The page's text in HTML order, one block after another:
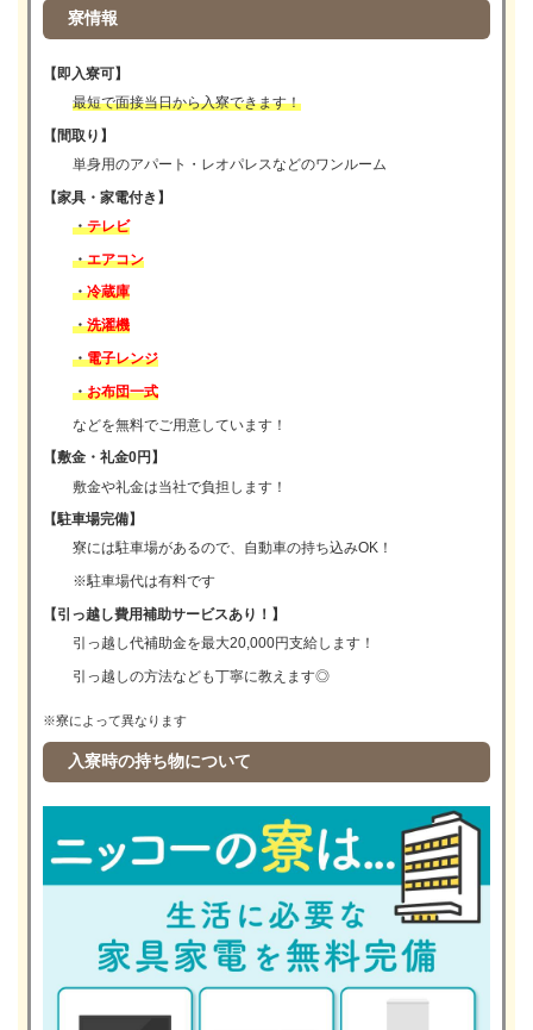
寮情報
【即入寮可】
最短で面接当日から入寮できます！
【間取り】
単身用のアパート・レオパレスなどのワンルーム
【家具・家電付き】
・テレビ
・エアコン
・冷蔵庫
・洗濯機
・電子レンジ
・お布団一式
などを無料でご用意しています！
【敷金・礼金0円】
敷金や礼金は当社で負担します！
【駐車場完備】
寮には駐車場があるので、自動車の持ち込みOK！
※駐車場代は有料です
【引っ越し費用補助サービスあり！】
引っ越し代補助金を最大20,000円支給します！
引っ越しの方法なども丁寧に教えます◎
※寮によって異なります
入寮時の持ち物について